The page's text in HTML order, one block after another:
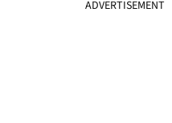
ADVERTISEMENT